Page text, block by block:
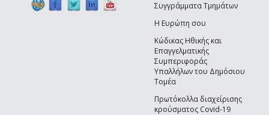
Συγγράμματα Τμημάτων
Η Ευρώπη σου
Κώδικας Ηθικής και
Επαγγελματικής
Συμπεριφοράς
Υπαλλήλων του Δημόσιου
Τομέα
Πρωτόκολλα διαχείρισης
κρούσματος Covid-19